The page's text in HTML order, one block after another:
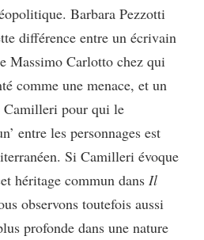
Barbara Pezzotti
différence entre un écrivain
Massimo Carlotto chez qui
comme une menace, et un
Camilleri pour qui le
entre les personnages est
Si Camilleri évoque
héritage commun dans Il
observons toutefois aussi
profonde dans une nature